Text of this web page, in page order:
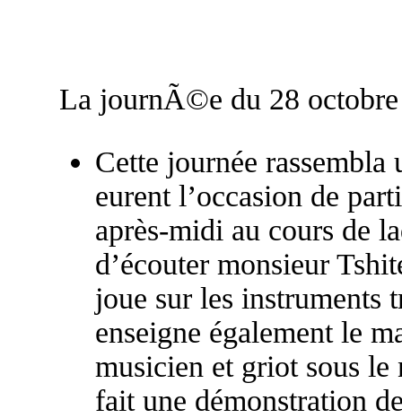
La journÃ©e du 28
Cette journée rassembla
eurent l’occasion de
après-midi au cours de
d’écouter monsieur
joue sur les instruments
enseigne également le
musicien et griot sous
fait une démonstration